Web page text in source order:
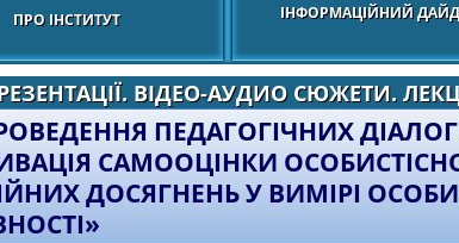
ПРО ІНСТИТУТ ІНФОРМАЦІЙНИЙ
ВІДЕО-АУДИО СЮЖЕТИ.
ПЕДАГОГІЧНИХ
САМООЦІНКИ
ДОСЯГНЕНЬ У ВИМІРІ